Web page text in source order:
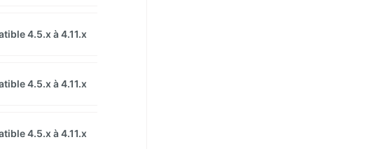
4.5.x à 4.11.x
4.5.x à 4.11.x
4.5.x à 4.11.x